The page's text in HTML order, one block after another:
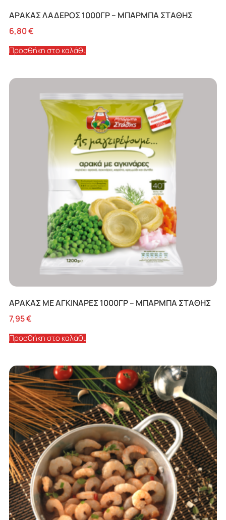
ΑΡΑΚΑΣ ΛΑΔΕΡΟΣ 1000ΓΡ – ΜΠΑΡΜΠΑ ΣΤΑΘΗΣ
6,80€
Προσθήκη στο καλάθι
ΑΡΑΚΑΣ ΜΕ ΑΓΚΙΝΑΡΕΣ 1000ΓΡ – ΜΠΑΡΜΠΑ ΣΤΑΘΗΣ
7,95€
Προσθήκη στο καλάθι